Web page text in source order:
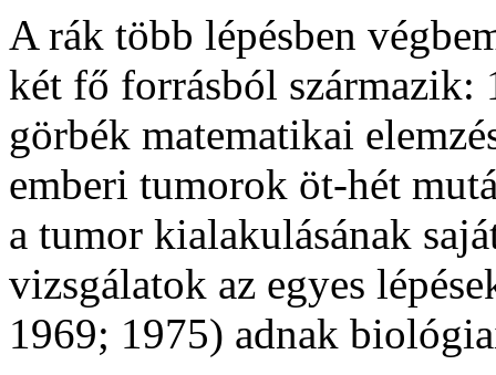
A rák több lépésben
két fő forrásból származik:
görbék matematikai
emberi tumorok öt-hét
a tumor kialakulásának
vizsgálatok az egyes
1969; 1975) adnak